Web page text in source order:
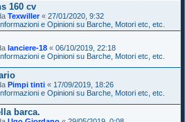
160 cv
Texwiller« 27/01/2020, 9:32
e Opinioni su Barche, Motori etc, etc.
lanciere-18 « 06/10/2019, 22:18
e Opinioni su Barche, Motori etc, etc.
Pimpi tinti « 17/09/2019, 18:26
e Opinioni su Barche, Motori etc, etc.
barca.